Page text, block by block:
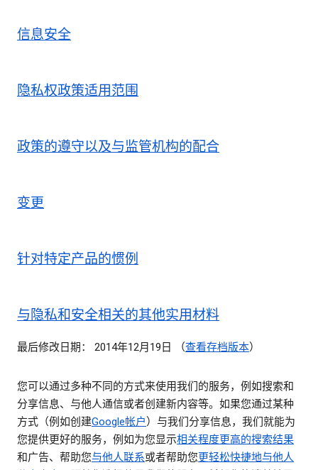
信息安全
隐私权政策适用范围
政策的遵守以及与监管机构的配合
变更
针对特定产品的惯例
与隐私和安全相关的其他实用材料
最后修改日期： 2014年12月19日 （查看存档版本）
您可以通过多种不同的方式来使用我们的服务，例如搜索和
分享信息、与他人通信或者创建新内容等。如果您通过某种
方式（例如创建Google帐户）与我们分享信息，我们就能为
您提供更好的服务，例如为您显示相关程度更高的搜索结果
和广告、帮助您与他人联系或者帮助您更轻松快捷地与他人